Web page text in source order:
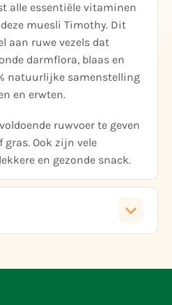
alle essentiële vitaminen
muesli Timothy. Dit
aan ruwe vezels dat
darmflora, blaas en
natuurlijke samenstelling
en erwten.
ruwvoer te geven
Ook zijn vele
en gezonde snack.